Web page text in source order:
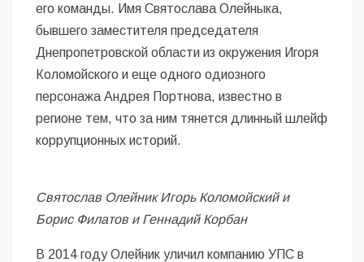
его команды. Имя Святослава Олейныка,
бывшего заместителя председателя
Днепропетровской области из окружения Игоря
Коломойского и еще одного одиозного
персонажа Андрея Портнова, известно в
регионе тем, что за ним тянется длинный шлейф
коррупционных историй.
Святослав Олейник Игорь Коломойский и
Борис Филатов и Геннадий Корбан
В 2014 году Олейник уличил компанию УПС в